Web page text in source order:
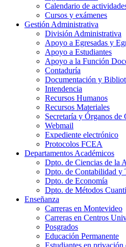
Calendario de
Cursos y exámenes
Gestión Administrativa
División Administrativa
Apoyo a Egresadas y
Apoyo a Estudiantes
Apoyo a la Función
Contaduría
Documentación y
Intendencia
Recursos Humanos
Recursos Materiales
Secretaría y Órganos de
Webmail
Expediente electrónico
Protocolos FCEA
Departamentos Académicos
Dpto. de Ciencias de la
Dpto. de Contabilidad y
Dpto. de Economía
Dpto. de Métodos
Enseñanza
Carreras en Montevideo
Carreras en Centros
Posgrados
Educación Permanente
Estudiantes en privación